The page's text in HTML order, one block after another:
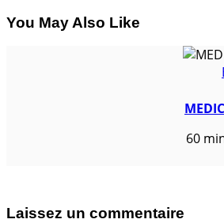
You May Also Like
60
Laissez un commentaire